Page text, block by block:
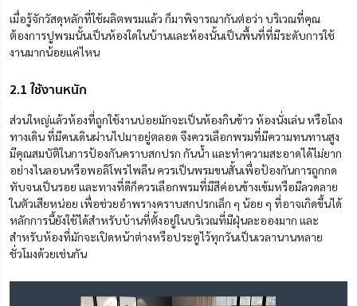
เมื่อรู้จักวัสดุหลักที่ใช้ผลิตพรมแล้ว ก็มาพิจารณากันต่อว่า บริเวณที่คุณ
ต้องการปูพรมนั้นเป็นห้องใดในบ้านและห้องนั้นเป็นพื้นที่ที่มีระดับการใช้
งานมากน้อยแค่ไหน
2.1 ใช้งานหนัก
ส่วนใหญ่แล้วห้องที่ถูกใช้งานบ่อยมักจะเป็นห้องกินข้าว ห้องนั่งเล่น หรือโถง
ทางเดินที่มีคนเดินผ่านไปมาอยู่ตลอด จึงควรเลือกพรมที่มีความทนทานสูง
มีคุณสมบัติในการป้องกันคราบสกปรก กันน้ำ และทำความสะอาดได้ไม่ยาก
อย่างไนลอนหรือพอลิโพรไพลีน ควรเป็นพรมขนสั้นเพื่อป้องกันการถูกกด
ทับจนเป็นรอย และทางที่ดีก็ควรเลือกพรมที่มีสีค่อนข้างเข้มหรือมีลวดลาย
ในตัวเสียหน่อย เพื่อช่วยอำพรางคราบสกปรกเล็ก ๆ น้อย ๆ ที่อาจเกิดขึ้นได้
หลักการนี้ยังใช้ได้สำหรับบ้านที่ตั้งอยู่ในบริเวณที่มีฝุ่นละอองมาก และ
สำหรับห้องที่มักจะเปิดหน้าต่างหรือประตูไว้ทุกวันเป็นเวลานานหลาย
ชั่วโมงด้วยเช่นกัน